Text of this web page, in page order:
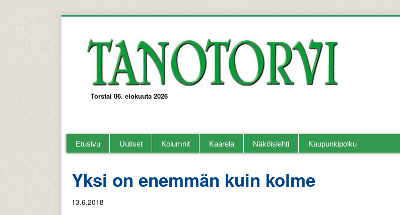
Torstai 06. elokuuta 2026
Etusivu Uutiset Kolumnit Kaarela Näköislehti Kaupunkipolku
Yksi on enemmän kuin kolme
13.6.2018